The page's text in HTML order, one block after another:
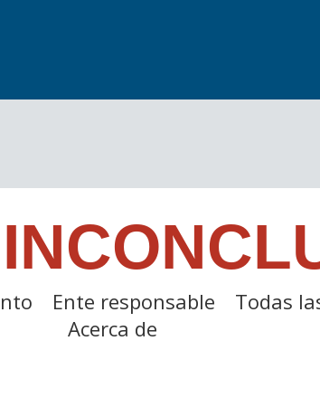
Ente responsable Todas
Acerca de